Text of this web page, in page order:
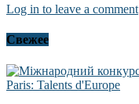
Log in to leave a comment
Свежее